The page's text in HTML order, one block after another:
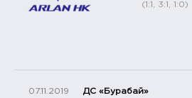
(1:1, 3:1, 1:0)
07.11.2019 ДС «Бурабай»